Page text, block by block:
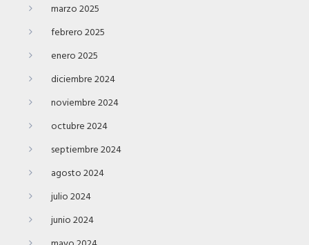
marzo 2025
febrero 2025
enero 2025
diciembre 2024
noviembre 2024
octubre 2024
septiembre 2024
agosto 2024
julio 2024
junio 2024